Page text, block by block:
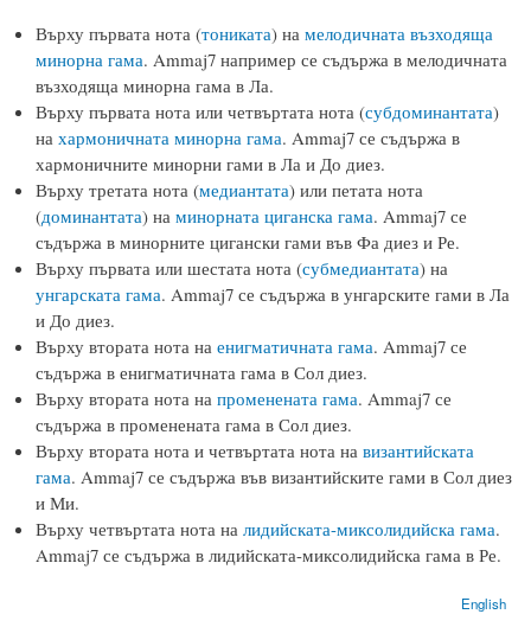
Върху първата нота (тониката) на мелодичната възходяща
минорна гама. Ammaj7 например се съдържа в мелодичната
възходяща минорна гама в Ла.
Върху първата нота или четвъртата нота (субдоминантата)
на хармоничната минорна гама. Ammaj7 се съдържа в
хармоничните минорни гами в Ла и До диез.
Върху третата нота (медиантата) или петата нота
(доминантата) на минорната циганска гама. Ammaj7 се
съдържа в минорните цигански гами във Фа диез и Ре.
Върху първата или шестата нота (субмедиантата) на
унгарската гама. Ammaj7 се съдържа в унгарските гами в Ла
и До диез.
Върху втората нота на енигматичната гама. Ammaj7 се
съдържа в енигматичната гама в Сол диез.
Върху втората нота на променената гама. Ammaj7 се
съдържа в променената гама в Сол диез.
Върху втората нота и четвъртата нота на византийската
гама. Ammaj7 се съдържа във византийските гами в Сол диез
и Ми.
Върху четвъртата нота на лидийската-миксолидийска гама.
Ammaj7 се съдържа в лидийската-миксолидийска гама в Ре.
English